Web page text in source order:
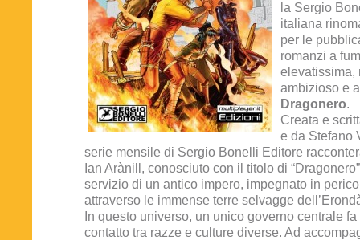
la Sergio
italiana
per le
romanzi a
elevatissima,
ambizioso e
Dragonero.
Creata e
e da Stefano
serie mensile di Sergio Bonelli Editore
Ian Arànill, conosciuto con il titolo di
servizio di un antico impero, impegnato in
attraverso le immense terre selvagge
In questo universo, un unico governo centrale
contatto tra razze e culture diverse. Ad